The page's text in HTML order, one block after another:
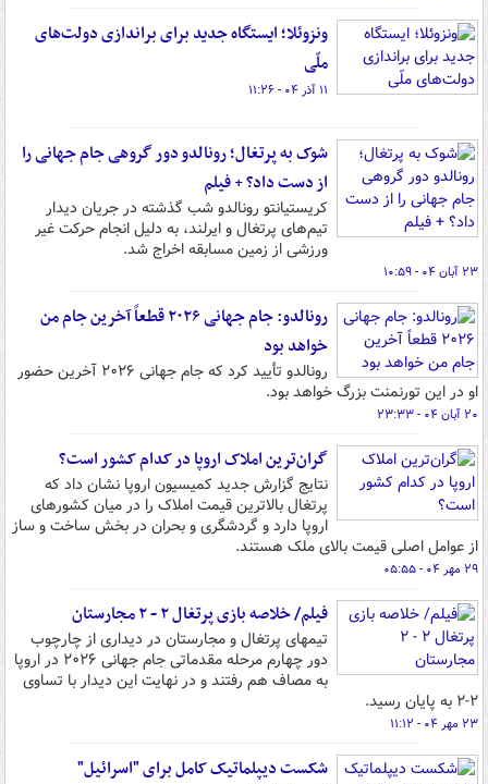
ونزوئلا؛ ایستگاه جدید برای براندازی دولت‌های
ملّی
۱۱ آذر ۰۴ - ۱۱:۲۶
شوک به پرتغال؛ رونالدو دور گروهی جام جهانی را
از دست داد؟ + فیلم
کریستیانتو رونالدو شب گذشته در جریان دیدار
تیم‌های پرتغال و ایرلند، به دلیل انجام حرکت غیر
ورزشی از زمین مسابقه اخراج شد.
۲۳ آبان ۰۴ - ۱۰:۵۹
رونالدو: جام جهانی ۲۰۲۶ قطعاً آخرین جام من
خواهد بود
رونالدو تأیید کرد که جام جهانی ۲۰۲۶ آخرین حضور
او در این تورنمنت بزرگ خواهد بود.
۲۰ آبان ۰۴ - ۲۳:۳۳
گران‌ترین املاک اروپا در کدام کشور است؟
نتایج گزارش جدید کمیسیون اروپا نشان داد که
پرتغال بالاترین‌ قیمت املاک را در میان کشورهای
اروپا دارد و گردشگری و بحران در بخش ساخت و ساز
از عوامل اصلی قیمت بالای ملک هستند.
۲۹ مهر ۰۴ - ۰۵:۵۵
فیلم/ خلاصه بازی پرتغال ۲ - ۲ مجارستان
تیمهای پرتغال و مجارستان در دیداری از چارچوب
دور چهارم مرحله‌ مقدماتی جام جهانی ۲۰۲۶ در اروپا
به مصاف هم رفتند و در نهایت این دیدار با تساوی
۲-۲ به پایان رسید.
۲۳ مهر ۰۴ - ۱۱:۱۲
شکست دیپلماتیک کامل برای "اسرائیل"